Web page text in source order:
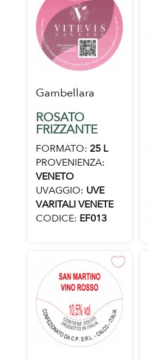
Gambellara
ROSATO
FRIZZANTE
FORMATO: 25 L
PROVENIENZA:
VENETO
UVAGGIO: UVE
VARITALI VENETE
CODICE: EF013